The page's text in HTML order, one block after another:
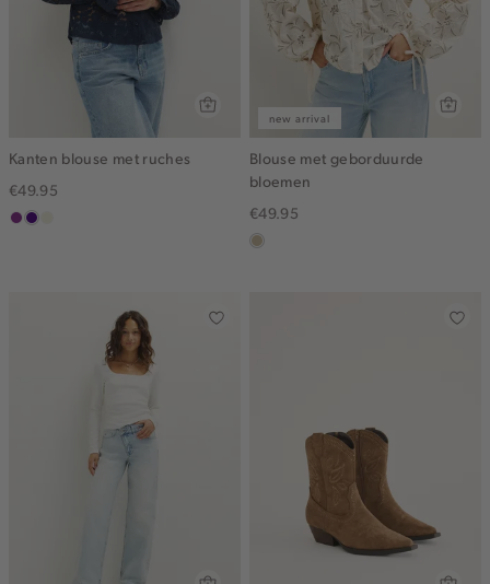
Kanten blouse met ruches
€49.95
middenpaars
indigo
new arrival
Blouse met geborduurde
bloemen
€49.95
lichtzand